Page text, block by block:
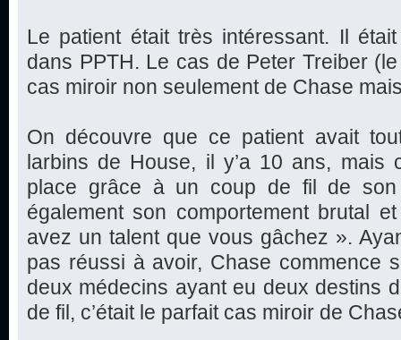
Le patient était très intéressant. Il
dans PPTH. Le cas de Peter Treiber
cas miroir non seulement de Chase
On découvre que ce patient avait
larbins de House, il y’a 10 ans, mais
place grâce à un coup de fil de son
également son comportement brutal
avez un talent que vous gâchez ».
pas réussi à avoir, Chase commence
deux médecins ayant eu deux destins
de fil, c’était le parfait cas miroir de